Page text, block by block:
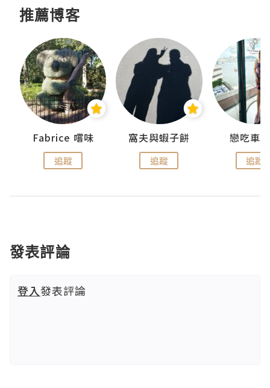
推薦博客
Fabrice 嚐味
追蹤
窩夫與蝦子餅
追蹤
戀吃車
追蹤
發表評論
登入發表評論